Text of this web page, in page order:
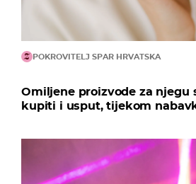
POKROVITELJ SPAR HRVATSKA
Omiljene proizvode za njegu
kupiti i usput, tijekom